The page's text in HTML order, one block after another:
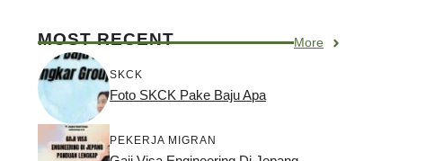
MOST RECENT More
SKCK
Foto SKCK Pake Baju Apa
PEKERJA MIGRAN